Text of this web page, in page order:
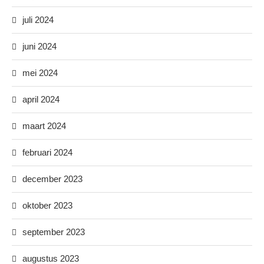
juli 2024
juni 2024
mei 2024
april 2024
maart 2024
februari 2024
december 2023
oktober 2023
september 2023
augustus 2023